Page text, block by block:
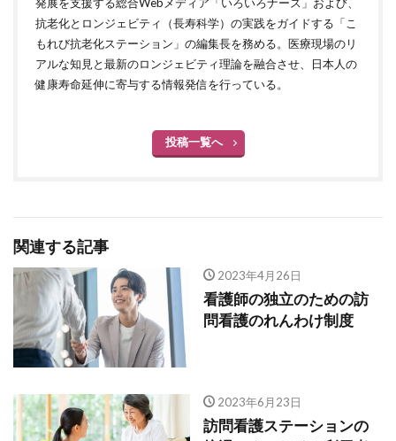
発展を支援する総合Webメディア「いろいろナース」および、
抗老化とロンジェビティ（長寿科学）の実践をガイドする「こ
もれび抗老化ステーション」の編集長を務める。医療現場のリ
アルな知見と最新のロンジェビティ理論を融合させ、日本人の
健康寿命延伸に寄与する情報発信を行っている。
投稿一覧へ
関連する記事
2023年4月26日
看護師の独立のための訪
問看護のれんわけ制度
2023年6月23日
訪問看護ステーションの